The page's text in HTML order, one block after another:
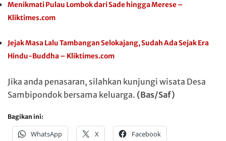
Menikmati Pulau Lombok dari Sade hingga Merese –
Kliktimes.com
Jejak Masa Lalu Tambangan Selokajang, Sudah Ada Sejak Era
Hindu-Buddha – Kliktimes.com
Jika anda penasaran, silahkan kunjungi wisata Desa
Sambipondok bersama keluarga. (Bas/Saf)
Bagikan ini:
WhatsApp X Facebook